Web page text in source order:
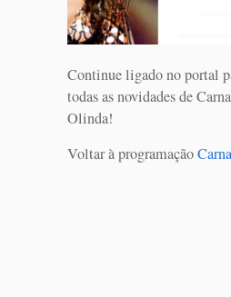
Continue ligado no portal
todas as novidades de
Olinda!
Voltar à programação